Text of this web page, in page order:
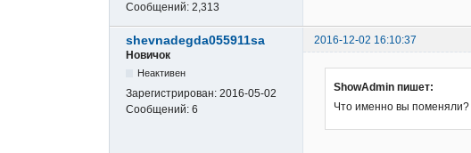
Сообщений: 2,313
shevnadegda055911sa
2016-12-02 16:10:37
Новичок
Неактивен
Зарегистрирован: 2016-05-02
Сообщений: 6
ShowAdmin пишет:
Что именно вы поменяли?